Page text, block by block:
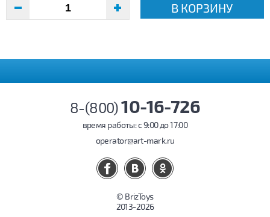
В КОРЗИНУ
8-(800)10-16-726
время работы: c 9:00 до 17:00
operator@art-mark.ru
© BrizToys
2013-2026